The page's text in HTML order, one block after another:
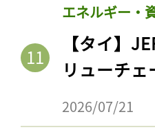
エネルギー・
【タイ】
リューチ
2026/07/21
記事